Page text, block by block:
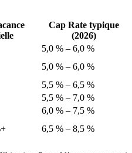
Cap Rate typique
(2026)
5,0 % – 6,0 %
5,0 % – 6,0 %
5,5 % – 6,5 %
5,5 % – 7,0 %
6,0 % – 7,5 %
6,5 % – 8,5 %